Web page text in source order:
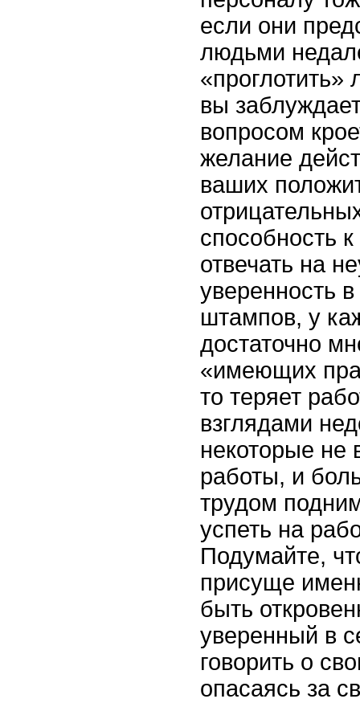
если они
людьми
вы
вопросом
желание
ваших
способность
отвечать на
уверенность
штампов, у
достаточно
«имеющих
то теряет
взглядами
некоторые не
работы, и
трудом
успеть на
Подумайте,
присуще
быть
уверенный в
говорить о
опасаясь за